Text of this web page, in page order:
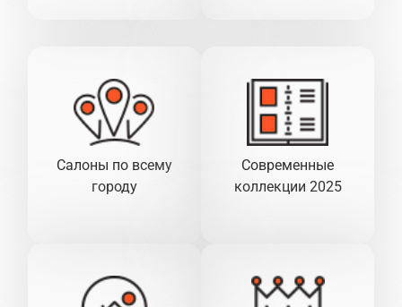
Салоны по всему
городу
Современные
коллекции 2025